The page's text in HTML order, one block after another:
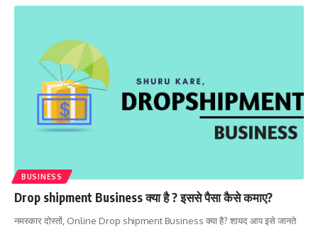
BUSINESS
Drop shipment Business क्या है ? इससे पैसा कैसे कमाए?
नमस्कार दोस्तों, Online Drop shipment Business क्या है? शायद आप इसे जानते